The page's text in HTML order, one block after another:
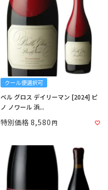
クール便選択可
ベル グロス デイリーマン [2024] ピ
ノ ノワール 浜...
特別価格 8,580